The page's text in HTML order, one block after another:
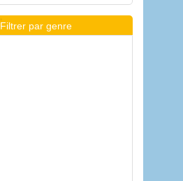
Filtrer par genre